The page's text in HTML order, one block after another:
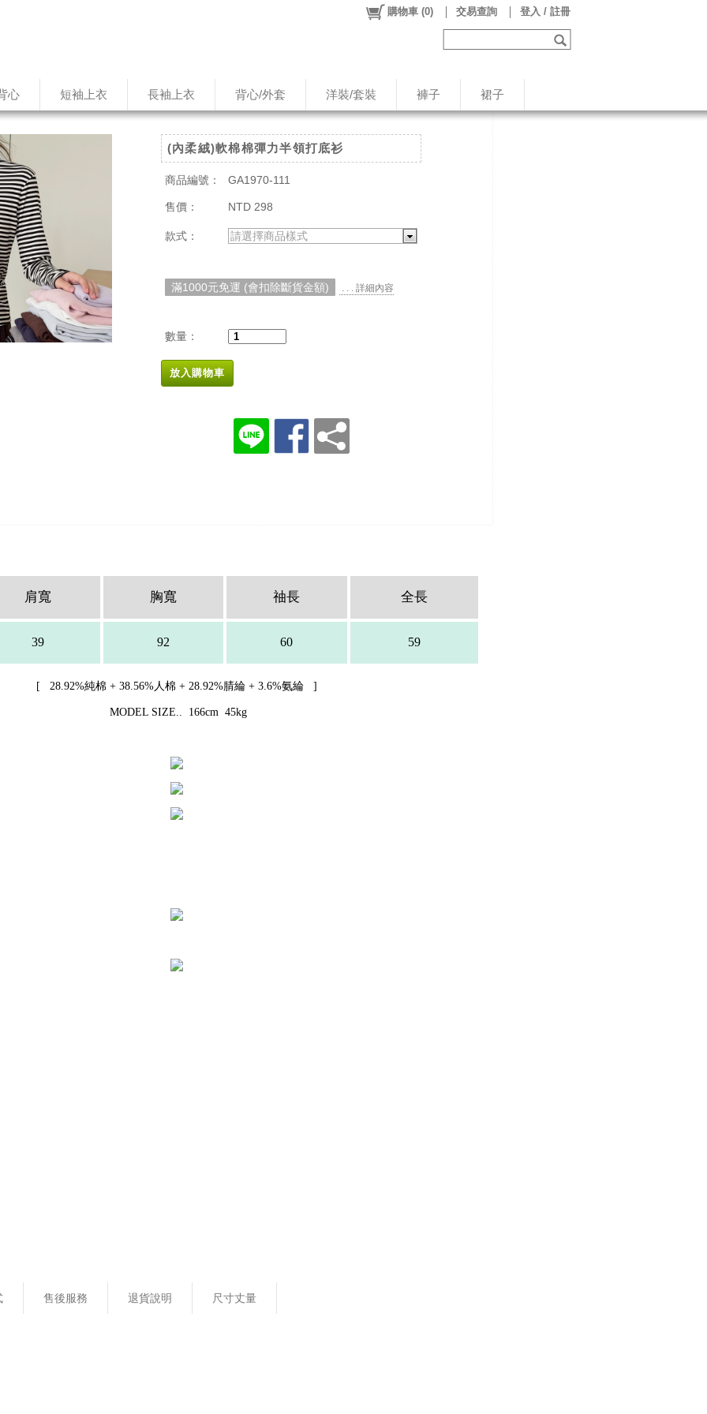
心 短袖上衣 長袖上衣 背心/外套 洋裝/套裝 褲子 裙子
購物車 (0) 交易查詢 登入 / 註冊
(內柔絨)軟棉棉彈力半領打底衫
商品編號： GA1970-111
售價： NTD 298
款式： 請選擇商品樣式
滿1000元免運 (會扣除斷貨金額) . . . 詳細內容
數量：
放入購物車
售後服務 退貨說明 尺寸丈量